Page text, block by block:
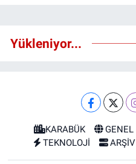
Yükleniyor...
KARABÜK GENEL
TEKNOLOJİ
ARŞİV